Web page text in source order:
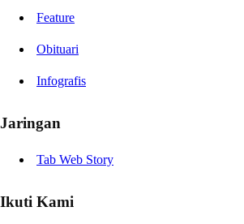
Feature
Obituari
Infografis
Jaringan
Tab Web Story
Ikuti Kami